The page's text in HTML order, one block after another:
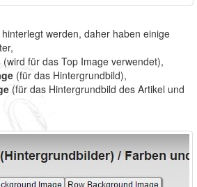
werden, daher haben einige
(wird für das Top Image verwendet),
(für das Hintergrundbild),
(für das Hintergrundbild des Artikel und